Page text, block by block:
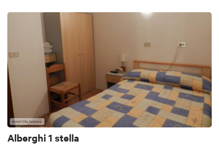
Alberghi 1 stella